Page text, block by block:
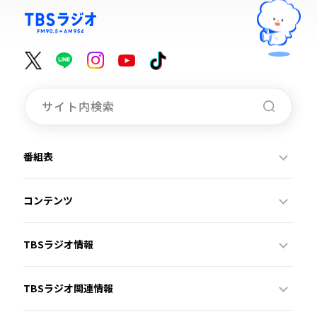
番組表
コンテンツ
TBSラジオ情報
TBSラジオ関連情報